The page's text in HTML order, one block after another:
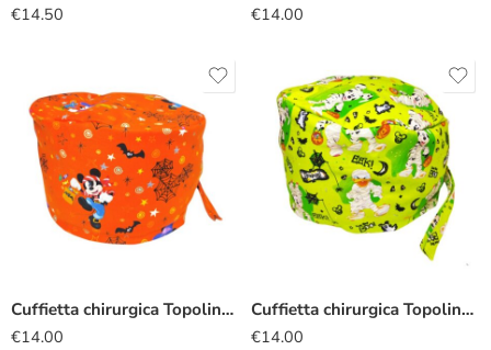
€14.50
€14.00
Cuffietta chirurgica Topolino pirata
€14.00
Cuffietta chirurgica Topolino mummia
€14.00